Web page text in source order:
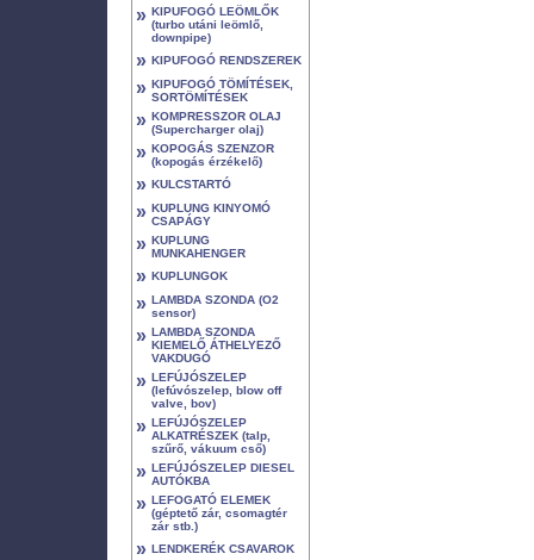
» KIPUFOGÓ LEÖMLŐK
(turbo utáni leömlő,
downpipe)
» KIPUFOGÓ RENDSZEREK
» KIPUFOGÓ TÖMÍTÉSEK,
SORTÖMÍTÉSEK
» KOMPRESSZOR OLAJ
(Supercharger olaj)
» KOPOGÁS SZENZOR
(kopogás érzékelő)
» KULCSTARTÓ
» KUPLUNG KINYOMÓ
CSAPÁGY
» KUPLUNG
MUNKAHENGER
» KUPLUNGOK
» LAMBDA SZONDA (O2
sensor)
» LAMBDA SZONDA
KIEMELŐ ÁTHELYEZŐ
VAKDUGÓ
» LEFÚJÓSZELEP
(lefúvószelep, blow off
valve, bov)
» LEFÚJÓSZELEP
ALKATRÉSZEK (talp,
szűrő, vákuum cső)
» LEFÚJÓSZELEP DIESEL
AUTÓKBA
» LEFOGATÓ ELEMEK
(géptető zár, csomagtér
zár stb.)
» LENDKERÉK CSAVAROK